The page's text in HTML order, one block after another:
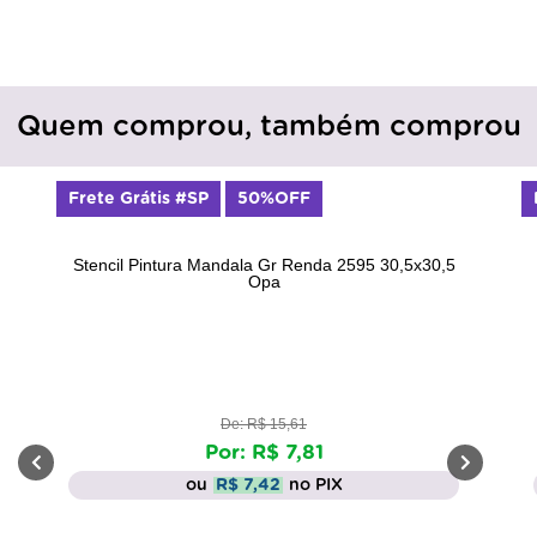
Quem comprou, também comprou
Stencil Pintura Mandala Gr Renda 2595 30,5x30,5
Opa
De: R$ 15,61
Por: R$ 7,81
ou R$ 7,42 no PIX
Frete Grátis #SP 50%OFF